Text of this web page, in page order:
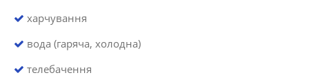
харчування
вода (гаряча, холодна)
телебачення